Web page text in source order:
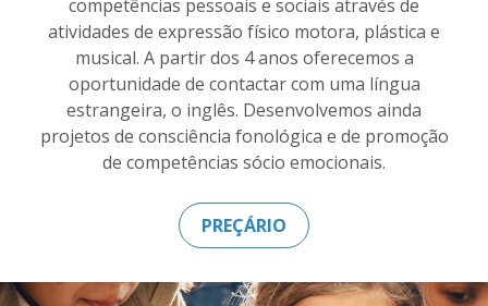
competências pessoais e sociais através de
atividades de expressão físico motora, plástica e
musical. A partir dos 4 anos oferecemos a
oportunidade de contactar com uma língua
estrangeira, o inglês. Desenvolvemos ainda
projetos de consciência fonológica e de promoção
de competências sócio emocionais.
PREÇÁRIO